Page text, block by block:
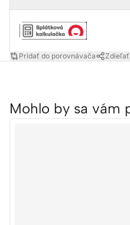
Pridať do porovnávača
Mohlo by sa vám